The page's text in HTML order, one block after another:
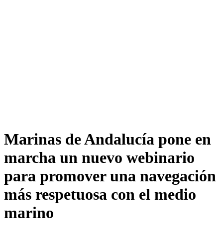
Marinas de Andalucía pone en
marcha un nuevo webinario
para promover una navegación
más respetuosa con el medio
marino